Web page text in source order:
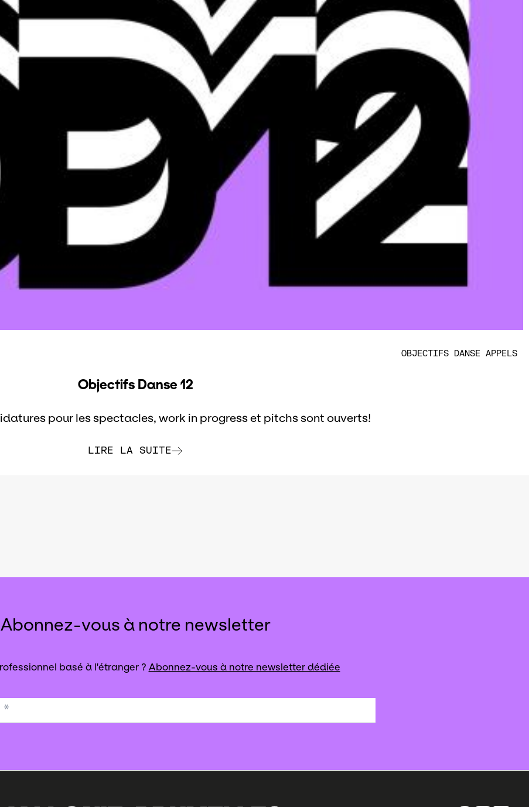
OBJECTIFS DANSE APPELS
Objectifs Danse 12
pour les spectacles, work in progress et pitchs sont ouverts!
LIRE LA SUITE
Abonnez-vous à notre newsletter
basé à l'étranger ? Abonnez-vous à notre newsletter dédiée
*